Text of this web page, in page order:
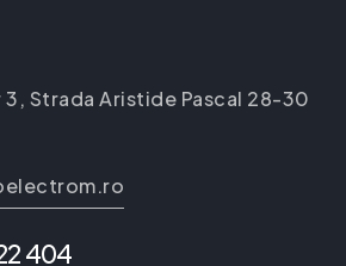
Strada Aristide Pascal 28-30
404